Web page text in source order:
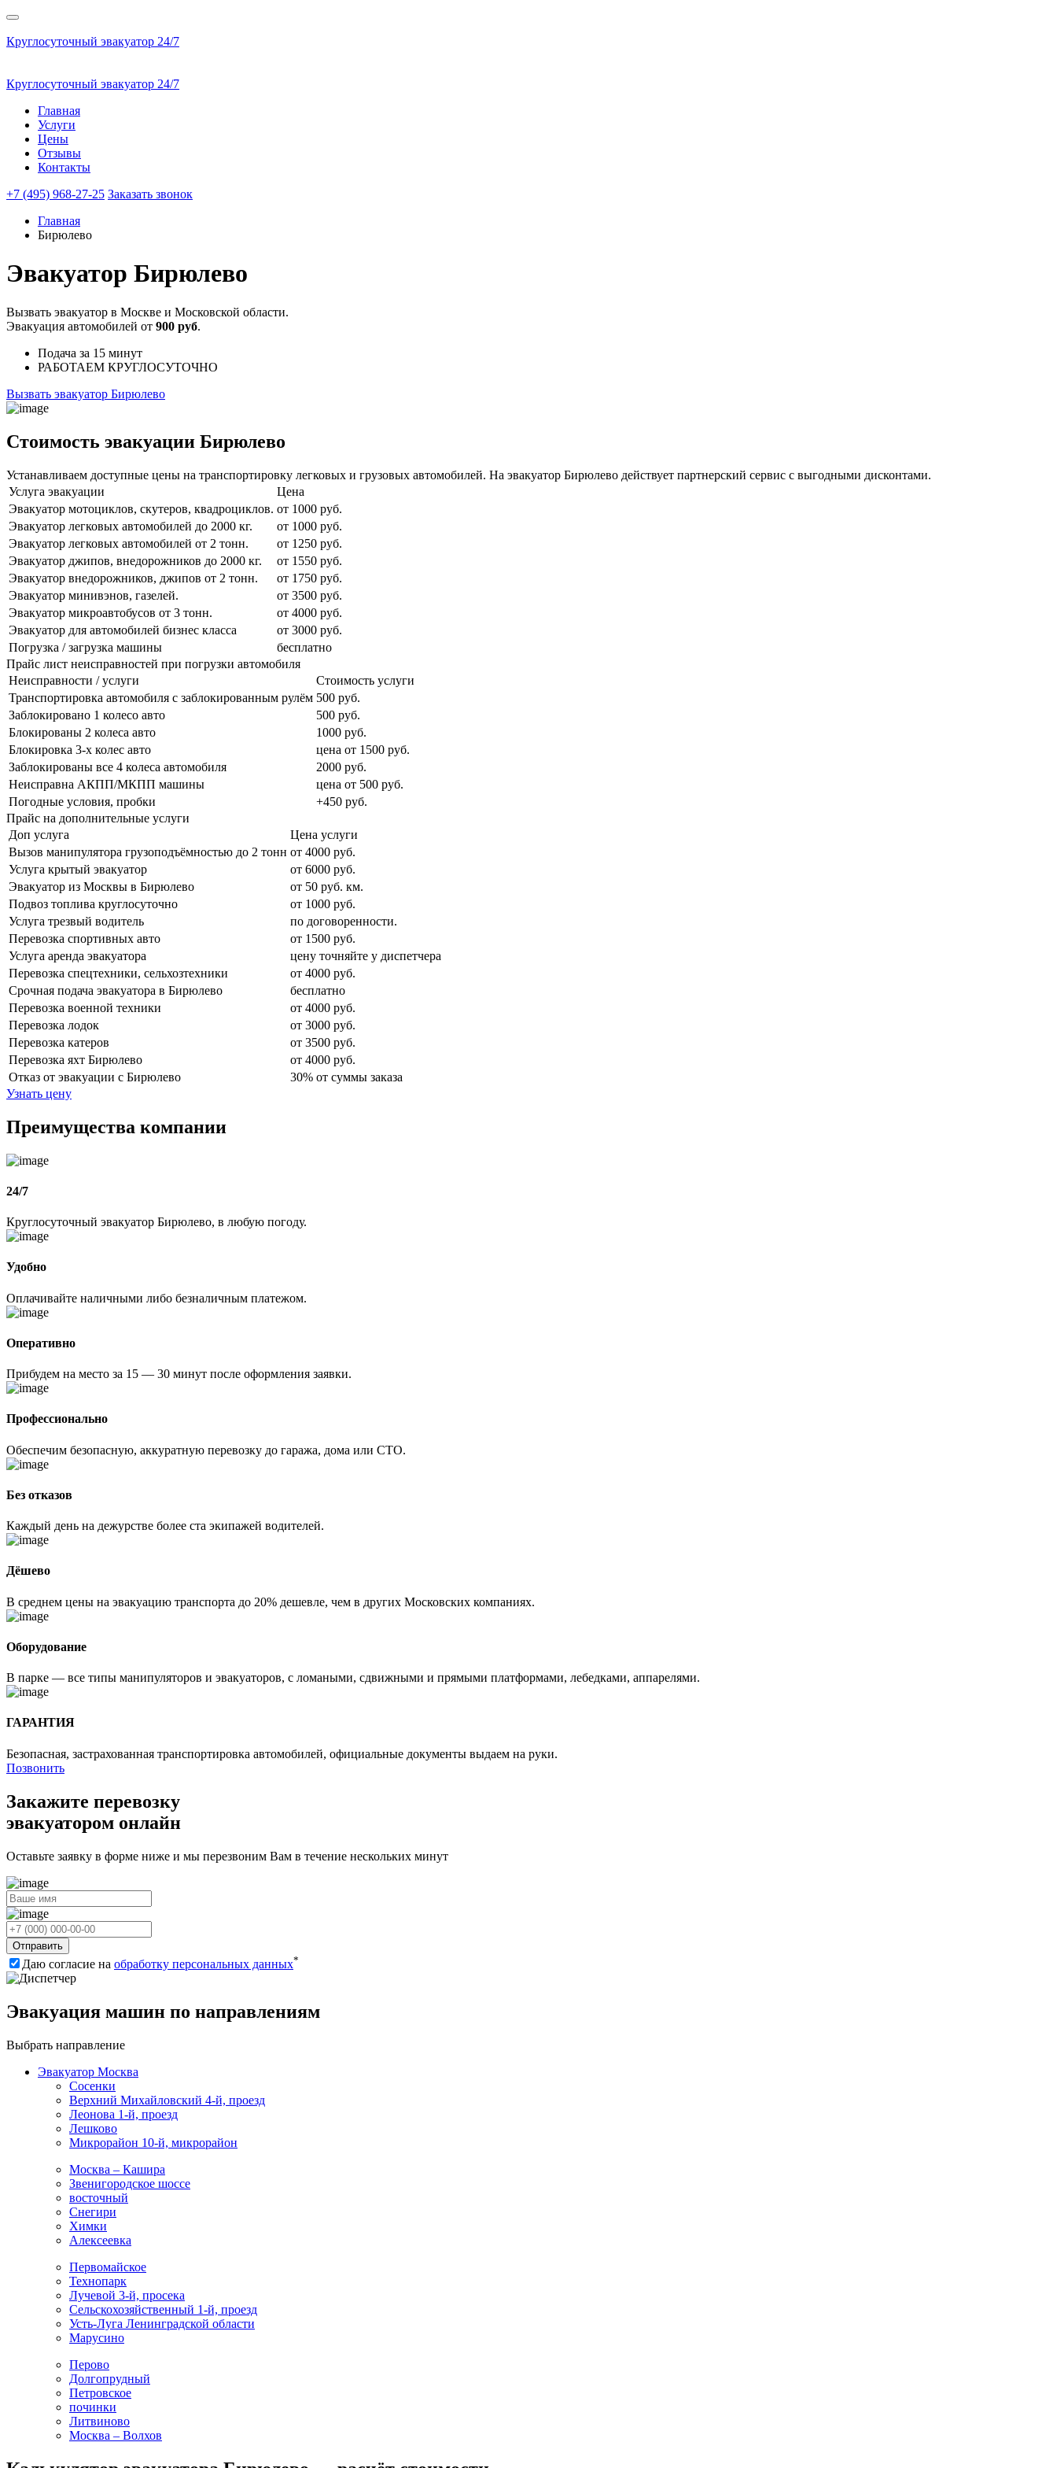
Круглосуточный эвакуатор 24/7
Круглосуточный эвакуатор 24/7
Главная
Услуги
Цены
Отзывы
Контакты
+7 (495) 968-27-25 Заказать звонок
Главная
Бирюлево
Эвакуатор Бирюлево
Вызвать эвакуатор в Москве и Московской области.
Эвакуация автомобилей от 900 руб.
Подача за 15 минут
РАБОТАЕМ КРУГЛОСУТОЧНО
Вызвать эвакуатор Бирюлево
Стоимость эвакуации Бирюлево
Устанавливаем доступные цены на транспортировку легковых и грузовых автомобилей. На эвакуатор Бирюлево действует партнерский сервис с выгодными дисконтами.
Услуга эвакуации
Цена
Эвакуатор мотоциклов, скутеров, квадроциклов. от 1000 руб.
Эвакуатор легковых автомобилей до 2000 кг.
от 1000 руб.
Эвакуатор легковых автомобилей от 2 тонн.
от 1250 руб.
Эвакуатор джипов, внедорожников до 2000 кг.
от 1550 руб.
Эвакуатор внедорожников, джипов от 2 тонн.
от 1750 руб.
Эвакуатор минивэнов, газелей.
от 3500 руб.
Эвакуатор микроавтобусов от 3 тонн.
от 4000 руб.
Эвакуатор для автомобилей бизнес класса
от 3000 руб.
Погрузка / загрузка машины
бесплатно
Прайс лист неисправностей при погрузки автомобиля
Неисправности / услуги
Стоимость услуги
Транспортировка автомобиля с заблокированным рулём 500 руб.
Заблокировано 1 колесо авто
500 руб.
Блокированы 2 колеса авто
1000 руб.
Блокировка 3-х колес авто
цена от 1500 руб.
Заблокированы все 4 колеса автомобиля
2000 руб.
Неисправна АКПП/МКПП машины
цена от 500 руб.
Погодные условия, пробки
+450 руб.
Прайс на дополнительные услуги
Доп услуга
Цена услуги
Вызов манипулятора грузоподъёмностью до 2 тонн от 4000 руб.
Услуга крытый эвакуатор
от 6000 руб.
Эвакуатор из Москвы в Бирюлево
от 50 руб. км.
Подвоз топлива круглосуточно
от 1000 руб.
Услуга трезвый водитель
по договоренности.
Перевозка спортивных авто
от 1500 руб.
Услуга аренда эвакуатора
цену точняйте у диспетчера
Перевозка спецтехники, сельхозтехники
от 4000 руб.
Срочная подача эвакуатора в Бирюлево
бесплатно
Перевозка военной техники
от 4000 руб.
Перевозка лодок
от 3000 руб.
Перевозка катеров
от 3500 руб.
Перевозка яхт Бирюлево
от 4000 руб.
Отказ от эвакуации с Бирюлево
30% от суммы заказа
Узнать цену
Преимущества компании
24/7
Круглосуточный эвакуатор Бирюлево, в любую погоду.
Удобно
Оплачивайте наличными либо безналичным платежом.
Оперативно
Прибудем на место за 15 — 30 минут после оформления заявки.
Профессионально
Обеспечим безопасную, аккуратную перевозку до гаража, дома или СТО.
Без отказов
Каждый день на дежурстве более ста экипажей водителей.
Дёшево
В среднем цены на эвакуацию транспорта до 20% дешевле, чем в других Московских компаниях.
Оборудование
В парке — все типы манипуляторов и эвакуаторов, с ломаными, сдвижными и прямыми платформами, лебедками, аппарелями.
ГАРАНТИЯ
Безопасная, застрахованная транспортировка автомобилей, официальные документы выдаем на руки.
Позвонить
Закажите перевозку
эвакуатором онлайн
Оставьте заявку в форме ниже и мы перезвоним Вам в течение нескольких минут
Отправить
Даю согласие на обработку персональных данных*
Эвакуация машин по направлениям
Выбрать направление
Эвакуатор Москва
Сосенки
Верхний Михайловский 4-й, проезд
Леонова 1-й, проезд
Лешково
Микрорайон 10-й, микрорайон
Москва – Кашира
Звенигородское шоссе
восточный
Снегири
Химки
Алексеевка
Первомайское
Технопарк
Лучевой 3-й, просека
Сельскохозяйственный 1-й, проезд
Усть-Луга Ленинградской области
Марусино
Перово
Долгопрудный
Петровское
починки
Литвиново
Москва – Волхов